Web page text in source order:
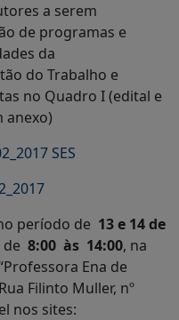
a serem
de programas e
da
do Trabalho e
no Quadro I (edital e
anexo)
SES
período de 13 e 14 de
8:00 às 14:00, na
Ena de
Filinto Muller, nº
nos sites: